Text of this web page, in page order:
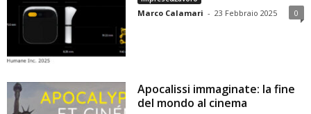
Marco Calamari - 23 Febbraio 2025 0
Apocalissi immaginate: la fine
del mondo al cinema